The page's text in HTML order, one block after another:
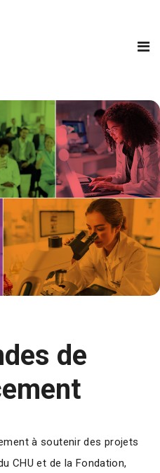
de
à soutenir des projets
CHU et de la Fondation,